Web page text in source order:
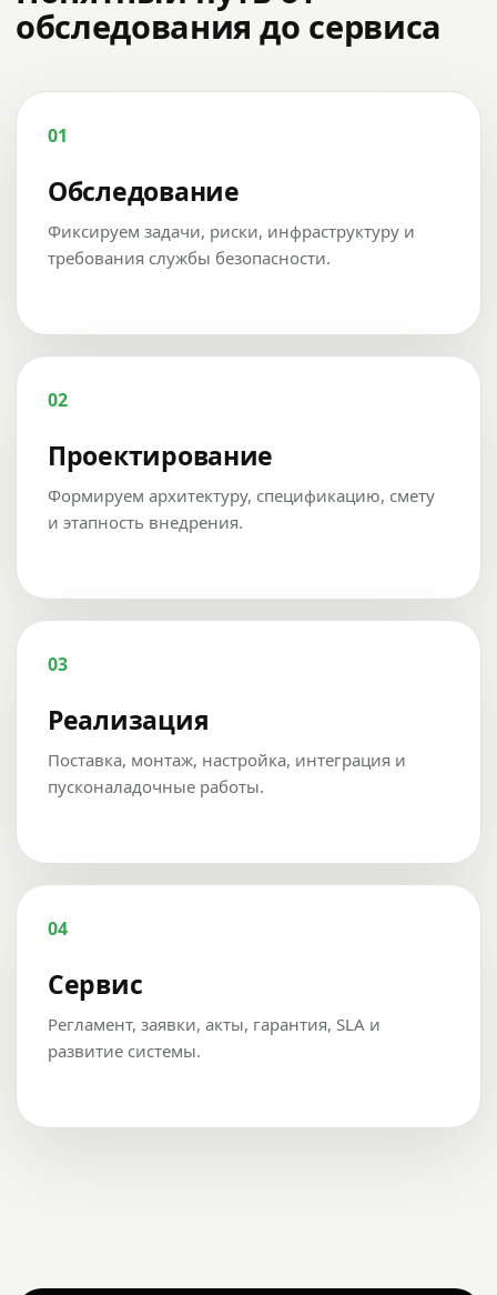
обследования до сервиса
01
Обследование
Фиксируем задачи, риски, инфраструктуру и
требования службы безопасности.
02
Проектирование
Формируем архитектуру, спецификацию, смету
и этапность внедрения.
03
Реализация
Поставка, монтаж, настройка, интеграция и
пусконаладочные работы.
04
Сервис
Регламент, заявки, акты, гарантия, SLA и
развитие системы.